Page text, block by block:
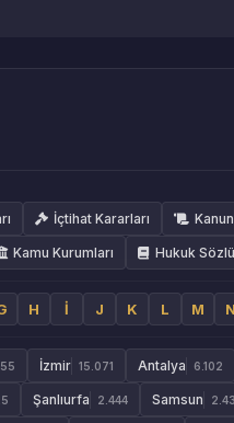
İçtihat Kararları
Kamu Kurumları Hukuk
H İ J K L M N
İzmir 15.071 Antalya 6.102
Şanlıurfa 2.444 Samsun